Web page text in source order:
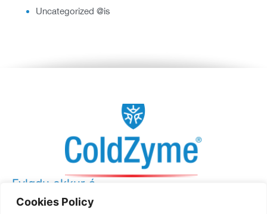
Cookies Policy
Uncategorized @is
Fylgdu okkur á